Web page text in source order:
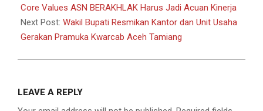
16
Core Values ASN BERAKHLAK Harus Jadi Acuan Kinerja
Next Post: Wakil Bupati Resmikan Kantor dan Unit Usaha
Gerakan Pramuka Kwarcab Aceh Tamiang
LEAVE A REPLY